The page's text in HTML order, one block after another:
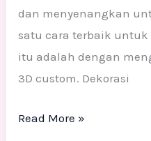
dan menyenangkan
satu cara terbaik
itu adalah dengan
3D custom. Dekorasi
Read More »